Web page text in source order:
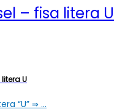
– fisa litera U
U
“U” ⇒ …